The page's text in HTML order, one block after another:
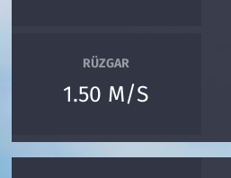
RÜZGAR
1.50 M/S